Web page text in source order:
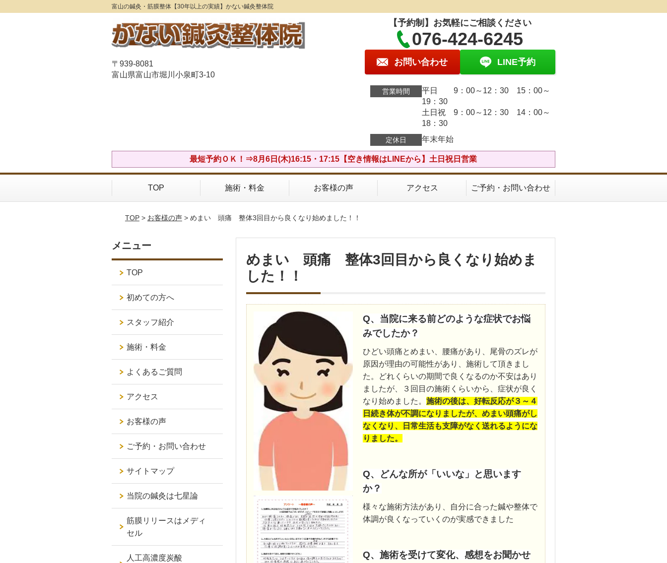
富山の鍼灸・筋膜整体【30年以上の実績】かない鍼灸整体院
〒939-8081
富山県富山市堀川小泉町3-10
【予約制】お気軽にご相談ください
076-424-6245
お問い合わせ LINE予約
営業時間
平日 9：00～12：30 15：00～
19：30
土日祝 9：00～12：30 14：00～
18：30
定休日 年末年始
最短予約ＯＫ！⇒8月6日(木)16:15・17:15【空き情報はLINEから】土日祝日営業
TOP 施術・料金 お客様の声 アクセス ご予約・お問い合わせ
TOP> お客様の声> めまい 頭痛 整体3回目から良くなり始めました！！
めまい 頭痛 整体3回目から良くなり始めま
した！！
Q、当院に来る前どのような症状でお悩
みでしたか？
ひどい頭痛とめまい、腰痛があり、尾骨のズレが
原因が理由の可能性があり、施術して頂きまし
た。どれくらいの期間で良くなるのか不安はあり
ましたが、３回目の施術くらいから、症状が良く
なり始めました。 施術の後は、好転反応が３～４
日続き体が不調になりましたが、めまい頭痛がし
なくなり、日常生活も支障がなく送れるようにな
りました。
Q、どんな所が「いいな」と思います
か？
様々な施術方法があり、自分に合った鍼や整体で
体調が良くなっていくのが実感できました
Q、施術を受けて変化、感想をお聞かせ
メニュー
TOP
初めての方へ
スタッフ紹介
施術・料金
よくあるご質問
アクセス
お客様の声
ご予約・お問い合わせ
サイトマップ
当院の鍼灸は七星論
筋膜リリースはメディ
セル
人工高濃度炭酸